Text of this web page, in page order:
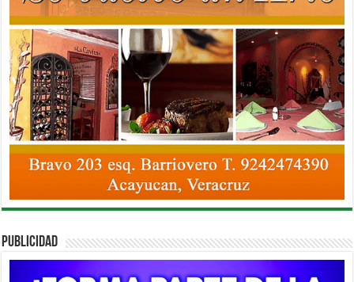
PUBLICIDAD